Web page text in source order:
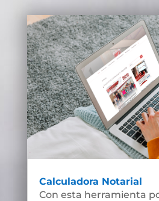
Calculadora Notarial
Con esta herramienta